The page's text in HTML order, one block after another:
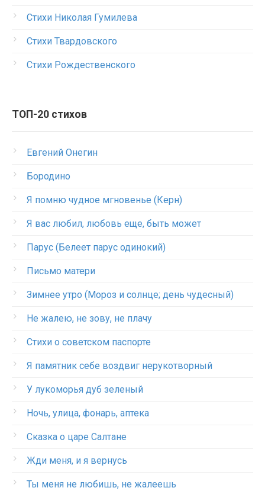
Стихи Николая Гумилева
Стихи Твардовского
Стихи Рождественского
ТОП-20 стихов
Евгений Онегин
Бородино
Я помню чудное мгновенье (Керн)
Я вас любил, любовь еще, быть может
Парус (Белеет парус одинокий)
Письмо матери
Зимнее утро (Мороз и солнце; день чудесный)
Не жалею, не зову, не плачу
Стихи о советском паспорте
Я памятник себе воздвиг нерукотворный
У лукоморья дуб зеленый
Ночь, улица, фонарь, аптека
Сказка о царе Салтане
Жди меня, и я вернусь
Ты меня не любишь, не жалеешь